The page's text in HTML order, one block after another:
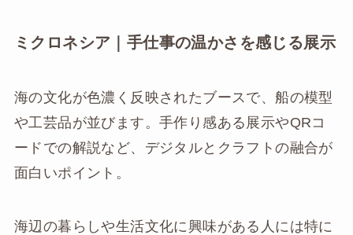
ミクロネシア｜手仕事の温かさを感じる展示
海の文化が色濃く反映されたブースで、船の模型
や工芸品が並びます。手作り感ある展示やQRコ
ードでの解説など、デジタルとクラフトの融合が
面白いポイント。
海辺の暮らしや生活文化に興味がある人には特に